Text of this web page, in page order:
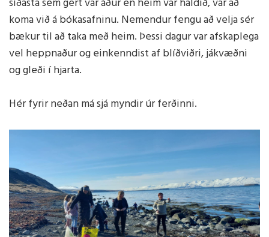
koma við á bókasafninu. Nemendur fengu að velja sér
bækur til að taka með heim. Þessi dagur var afskaplega
vel heppnaður og einkenndist af blíðviðri, jákvæðni
og gleði í hjarta.
Hér fyrir neðan má sjá myndir úr ferðinni.